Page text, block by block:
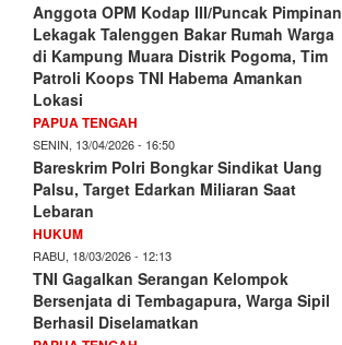
Anggota OPM Kodap III/Puncak Pimpinan
Lekagak Talenggen Bakar Rumah Warga
di Kampung Muara Distrik Pogoma, Tim
Patroli Koops TNI Habema Amankan
Lokasi
PAPUA TENGAH
SENIN, 13/04/2026 - 16:50
Bareskrim Polri Bongkar Sindikat Uang
Palsu, Target Edarkan Miliaran Saat
Lebaran
HUKUM
RABU, 18/03/2026 - 12:13
TNI Gagalkan Serangan Kelompok
Bersenjata di Tembagapura, Warga Sipil
Berhasil Diselamatkan